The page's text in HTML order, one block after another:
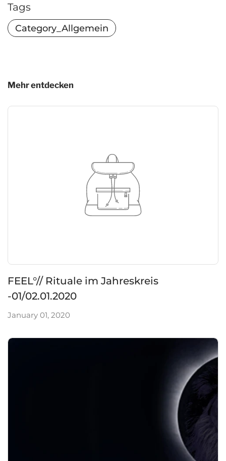
Tags
Category_Allgemein
Mehr entdecken
FEEL°// Rituale im Jahreskreis
-01/02.01.2020
January 01, 2020